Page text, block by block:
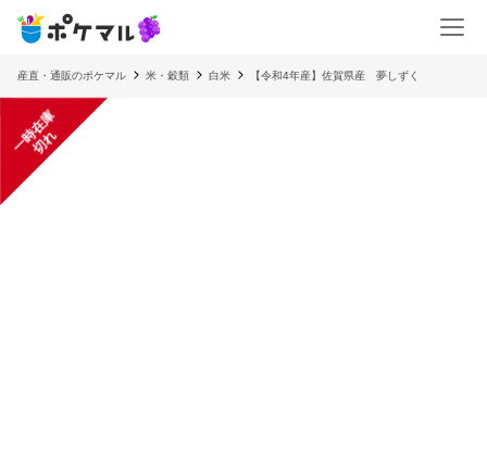
産直・通販のポケマル 米・穀類 白米 【令和4年産】佐賀県産 夢しずく
一
時
在
庫
切
れ